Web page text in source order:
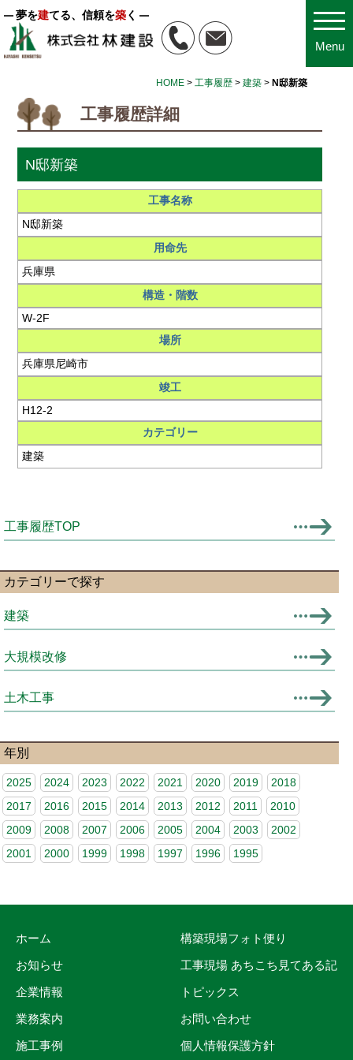
Menu
夢を建てる、信頼を築く
HOME >工事履歴 >建築 > N邸新築
工事履歴詳細
N邸新築
工事名称
N邸新築
用命先
兵庫県
構造・階数
W-2F
場所
兵庫県尼崎市
竣工
H12-2
カテゴリー
建築
工事履歴TOP
カテゴリーで探す
建築
大規模改修
土木工事
年別
2025 2024 2023 2022 2021 2020 2019
2018
2017
2016 2015 2014 2013 2012 2011
2010
2009
2008 2007 2006 2005 2004 2003
2002
2001
2000 1999 1998 1997 1996 1995
ホーム
お知らせ
企業情報
業務案内
施工事例
構築現場フォト便り
工事現場 あちこち見てある記
トピックス
お問い合わせ
個人情報保護方針